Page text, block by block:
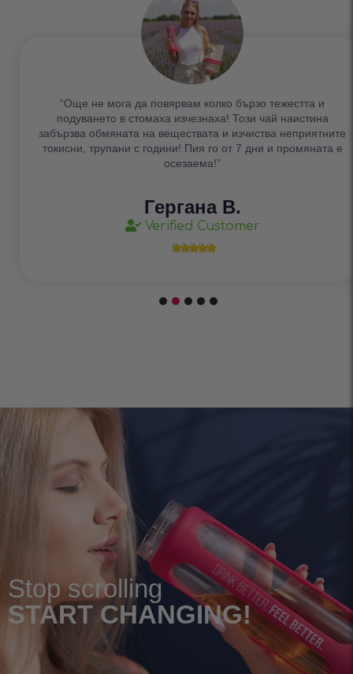
“Още не мога да повярвам колко бързо тежестта и
подуването в стомаха изчезнаха! Този чай наистина
забързва обмяната на веществата и изчиства неприятните
токисни, трупани с години! Пия го от 7 дни и промяната е
осезаема!”
Гергана В.
Verified Customer
    
Stop scrolling
START CHANGING!